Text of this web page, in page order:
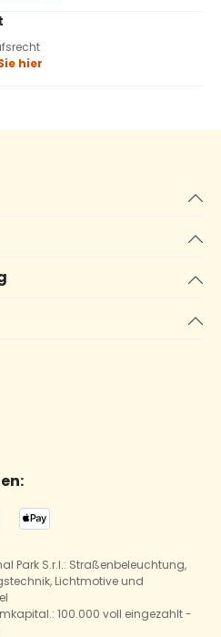
hier
Park S.r.l.: Straßenbeleuchtung,
Lichtmotive und
100.000 voll eingezahlt -